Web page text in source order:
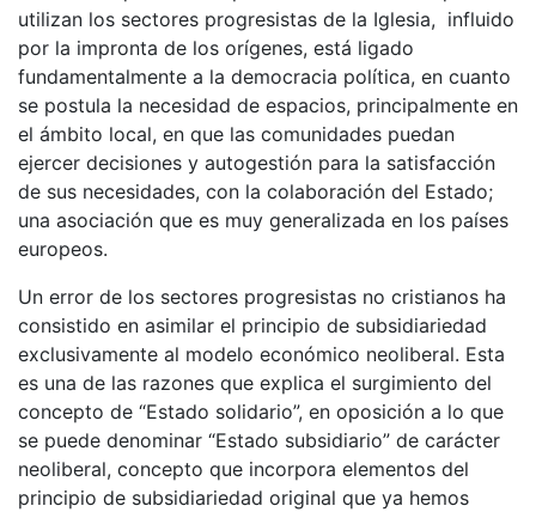
utilizan los sectores progresistas de la Iglesia, influido
por la impronta de los orígenes, está ligado
fundamentalmente a la democracia política, en cuanto
se postula la necesidad de espacios, principalmente en
el ámbito local, en que las comunidades puedan
ejercer decisiones y autogestión para la satisfacción
de sus necesidades, con la colaboración del Estado;
una asociación que es muy generalizada en los países
europeos.
Un error de los sectores progresistas no cristianos ha
consistido en asimilar el principio de subsidiariedad
exclusivamente al modelo económico neoliberal. Esta
es una de las razones que explica el surgimiento del
concepto de “Estado solidario”, en oposición a lo que
se puede denominar “Estado subsidiario” de carácter
neoliberal, concepto que incorpora elementos del
principio de subsidiariedad original que ya hemos